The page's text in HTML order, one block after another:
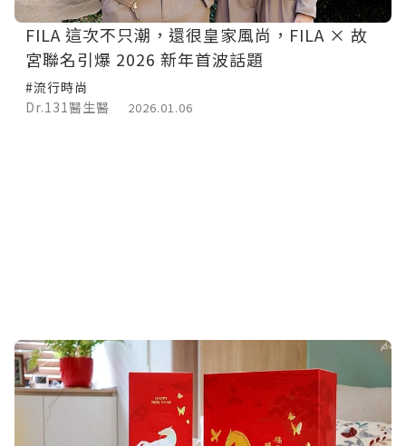
FILA 這次不只潮，還很皇家風尚，FILA × 故
宮聯名引爆 2026 新年首波話題
#流行時尚
Dr.131醫生醫
2026.01.06